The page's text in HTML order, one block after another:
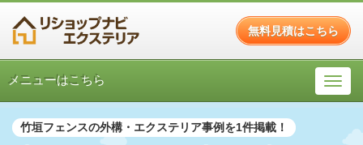
無料見積はこちら
メニューはこちら
竹垣フェンスの外構・エクステリア事例を1件掲載！